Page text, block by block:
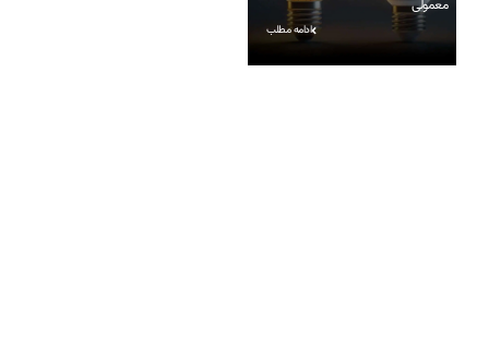
معمولی
ادامه مطلب